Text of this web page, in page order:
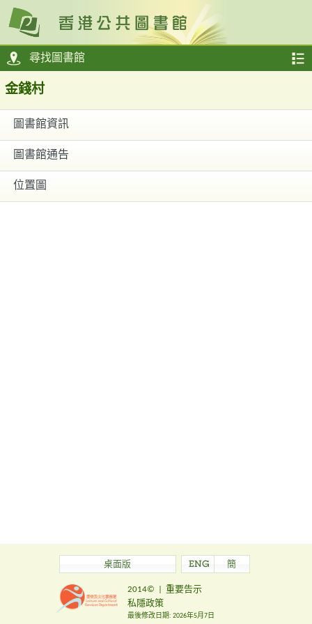
尋找圖書館
金錢村
圖書館資訊
圖書館通告
位置圖
桌面版 ENG 簡
2014©
重要告示
私隱政策
最後修改日期: 2026年5月7日